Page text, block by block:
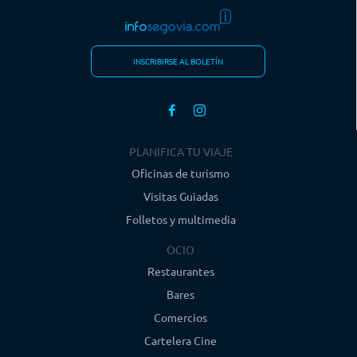
INSCRIBIRSE AL BOLETÍN
PLANIFICA TU VIAJE
Oficinas de turismo
Visitas Guiadas
Folletos y multimedia
OCIO
Restaurantes
Bares
Comercios
Cartelera Cine